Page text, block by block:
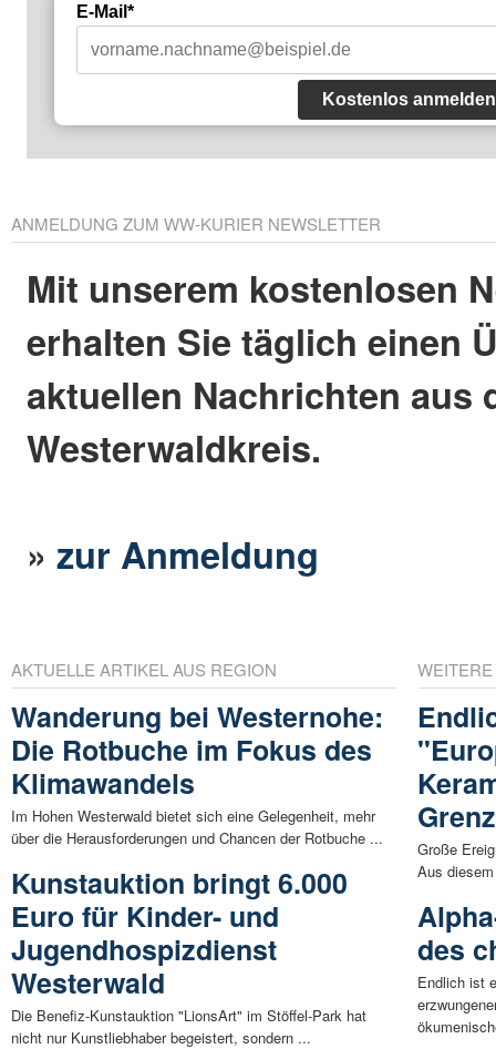
E-Mail*
Kostenlos anmelden
ANMELDUNG ZUM WW-KURIER NEWSLETTER
Mit unserem kostenlosen
erhalten Sie täglich einen
aktuellen Nachrichten aus
Westerwaldkreis.
»zur Anmeldung
AKTUELLE ARTIKEL AUS REGION
Wanderung bei Westernohe:
Die Rotbuche im Fokus des
Klimawandels
Im Hohen Westerwald bietet sich eine Gelegenheit, mehr
über die Herausforderungen und Chancen der Rotbuche ...
Kunstauktion bringt 6.000
Euro für Kinder- und
Jugendhospizdienst
Westerwald
Die Benefiz-Kunstauktion "LionsArt" im Stöffel-Park hat
nicht nur Kunstliebhaber begeistert, sondern ...
Große
Aus
des
Endlich ist